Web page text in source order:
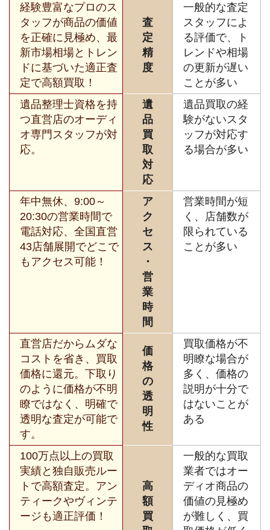
経験豊富なプロのス
タッフが商品の価値
を正確に見極め、最
新市場相場とトレン
ドに基づいた適正査
定で高額買取！
査
定
精
度
一般的な査定
スタッフによ
る評価で、ト
レンドや相場
の更新が遅い
ことが多い
遺品整理士資格を持
つ直営店のオーディ
オ専門スタッフが対
応。
遺
品
買
取
対
応
遺品買取の経
験がないスタ
ッフが対応す
る場合が多い
年中無休、9:00～
20:30の営業時間で
電話対応、全国直営
43店舗展開でどこで
もアクセス可能！
ア
ク
セ
ス
・
営
業
時
間
営業時間が短
く、店舗数が
限られている
ことが多い
直営店だからムダな
コストを省き、買取
価格に還元。下取り
のように価格が不明
瞭ではなく、明確で
透明な査定が可能で
す。
価
格
の
透
明
性
買取価格が不
明瞭な場合が
多く、価格の
説明が十分で
はないことが
ある
100万点以上の買取
実績と独自販売ルー
トで高額査定。アン
ティークやヴィンテ
ージも適正評価！
高
額
買
一般的な買取
業者ではオー
ディオ商品の
価値の見極め
が難しく、買